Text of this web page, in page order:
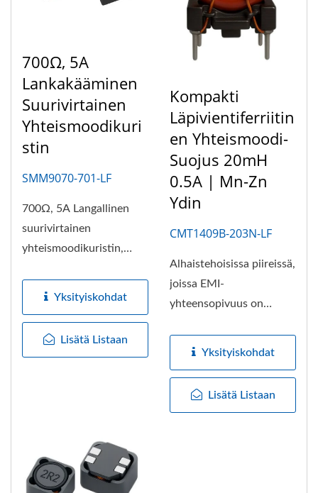
700Ω, 5A
Lankakääminen
Suurivirtainen
Yhteismoodikuri
Stin
SMM9070-701-LF
700Ω, 5A Langallinen
suurivirtainen
yhteismoodikuristin,
Yksityiskohdat
Lisätä Listaan
Kompakti
Läpivientiferriitin
En Yhteismoodi-
Suojus 20mH
0.5A | Mn-Zn
Ydin
CMT1409B-203N-LF
Alhaistehoisissa piireissä,
joissa EMI-
yhteensopivuus on
Yksityiskohdat
Lisätä Listaan